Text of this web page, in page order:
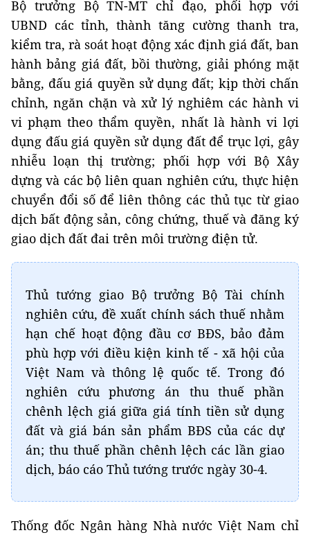
Bộ trưởng Bộ TN-MT chỉ đạo, phối hợp với
UBND các tỉnh, thành tăng cường thanh tra,
kiểm tra, rà soát hoạt động xác định giá đất, ban
hành bảng giá đất, bồi thường, giải phóng mặt
bằng, đấu giá quyền sử dụng đất; kịp thời chấn
chỉnh, ngăn chặn và xử lý nghiêm các hành vi
vi phạm theo thẩm quyền, nhất là hành vi lợi
dụng đấu giá quyền sử dụng đất để trục lợi, gây
nhiễu loạn thị trường; phối hợp với Bộ Xây
dựng và các bộ liên quan nghiên cứu, thực hiện
chuyển đổi số để liên thông các thủ tục từ giao
dịch bất động sản, công chứng, thuế và đăng ký
giao dịch đất đai trên môi trường điện tử.
Thủ tướng giao Bộ trưởng Bộ Tài chính
nghiên cứu, đề xuất chính sách thuế nhằm
hạn chế hoạt động đầu cơ BĐS, bảo đảm
phù hợp với điều kiện kinh tế - xã hội của
Việt Nam và thông lệ quốc tế. Trong đó
nghiên cứu phương án thu thuế phần
chênh lệch giá giữa giá tính tiền sử dụng
đất và giá bán sản phẩm BĐS của các dự
án; thu thuế phần chênh lệch các lần giao
dịch, báo cáo Thủ tướng trước ngày 30-4.
Thống đốc Ngân hàng Nhà nước Việt Nam chỉ